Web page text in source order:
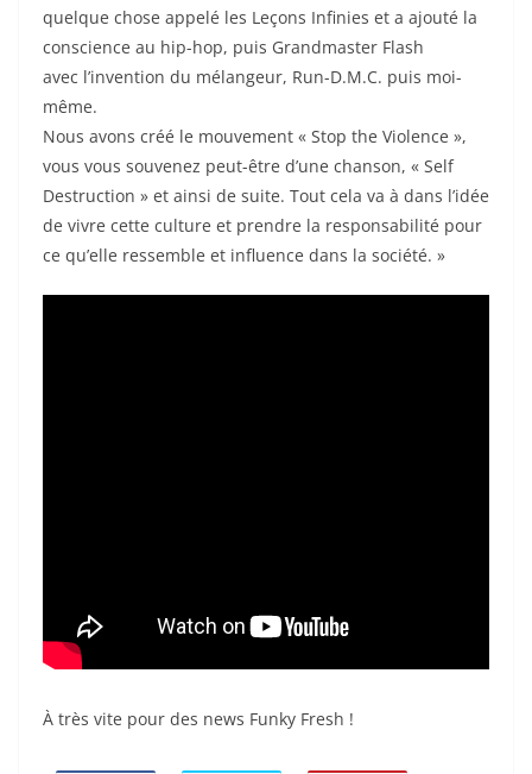
quelque chose appelé les Leçons Infinies et a ajouté la
conscience au hip-hop, puis Grandmaster Flash
avec l’invention du mélangeur, Run-D.M.C. puis moi-
même.
Nous avons créé le mouvement « Stop the Violence »,
vous vous souvenez peut-être d’une chanson, « Self
Destruction » et ainsi de suite. Tout cela va à dans l’idée
de vivre cette culture et prendre la responsabilité pour
ce qu’elle ressemble et influence dans la société. »
À très vite pour des news Funky Fresh !